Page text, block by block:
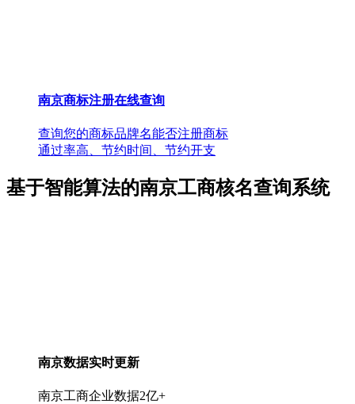
南京商标注册在线查询
查询您的商标品牌名能否注册商标
通过率高、节约时间、节约开支
基于智能算法的南京工商核名查询系统
南京数据实时更新
南京工商企业数据2亿+